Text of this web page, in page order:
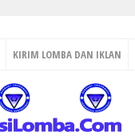
KIRIM LOMBA DAN IKLAN